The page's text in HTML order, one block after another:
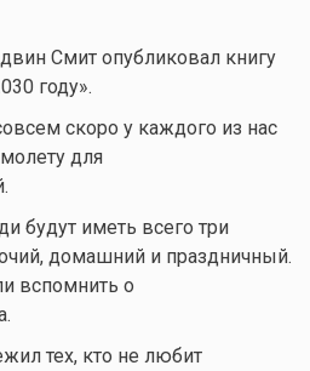
Смит опубликовал книгу
году».
скоро у каждого из нас
для
будут иметь всего три
домашний и праздничный.
вспомнить о
тех, кто не любит